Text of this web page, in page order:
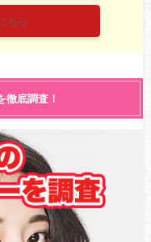
ちら
徹底調査！